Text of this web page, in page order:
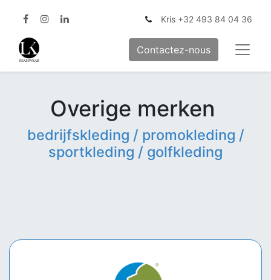
Kris +32 493 84 04 36
Contactez-nous
Overige merken
bedrijfskleding / promokleding /
sportkleding / golfkleding